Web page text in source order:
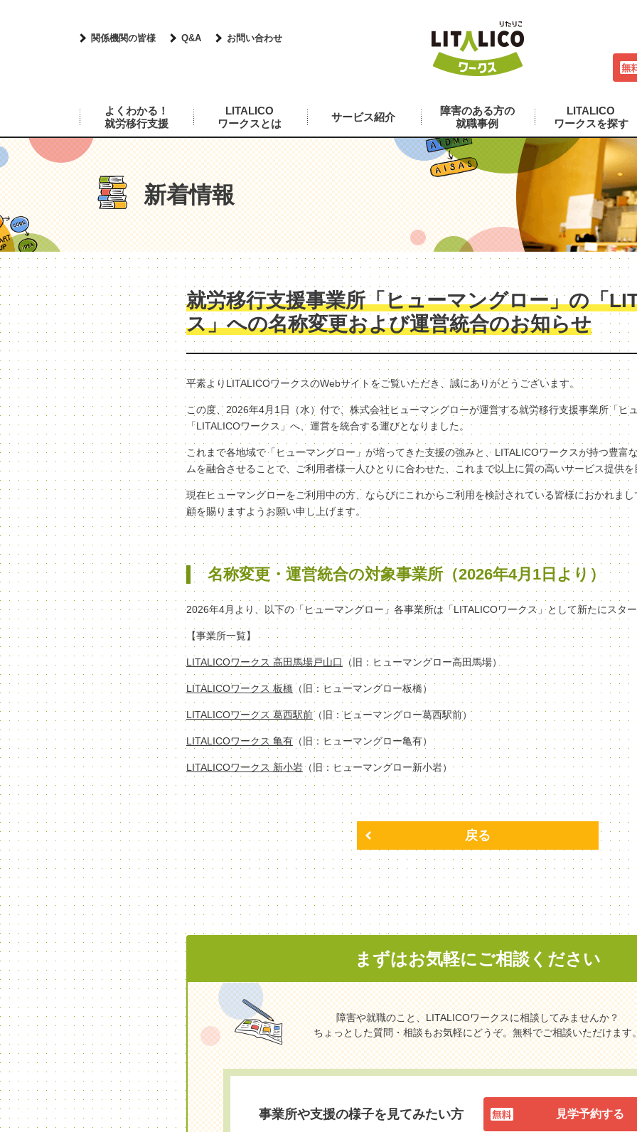
関係機関の皆様 Q&A お問い合わせ
よくわかる！
就労移行支援
LITALICO
ワークスとは
サービス紹介
障害のある方の
就職事例
LITALICO
ワークスを探す
新着情報
就労移行支援事業所「ヒューマングロー」の「
ス」への名称変更および運営統合のお知らせ
平素よりLITALICOワークスのWebサイトをご覧いただき、誠にありがとうございます。
この度、2026年4月1日（水）付で、株式会社ヒューマングローが運営する就労移行支援事業所「ヒ
「LITALICOワークス」へ、運営を統合する運びとなりました。
これまで各地域で「ヒューマングロー」が培ってきた支援の強みと、LITALICOワークスが持つ豊富
ムを融合させることで、ご利用者様一人ひとりに合わせた、これまで以上に質の高いサービス提供
現在ヒューマングローをご利用中の方、ならびにこれからご利用を検討されている皆様におかれま
顧を賜りますようお願い申し上げます。
名称変更・運営統合の対象事業所（2026年4月1日より）
2026年4月より、以下の「ヒューマングロー」各事業所は「LITALICOワークス」として新たにスタ
【事業所一覧】
LITALICOワークス 高田馬場戸山口 （旧：ヒューマングロー高田馬場）
LITALICOワークス 板橋 （旧：ヒューマングロー板橋）
LITALICOワークス 葛西駅前（旧：ヒューマングロー葛西駅前）
LITALICOワークス 亀有 （旧：ヒューマングロー亀有）
LITALICOワークス 新小岩（旧：ヒューマングロー新小岩）
戻る
まずはお気軽にご相談ください
障害や就職のこと、LITALICOワークスに相談してみませんか？
ちょっとした質問・相談もお気軽にどうぞ。無料でご相談いただけます
事業所や支援の様子を見てみたい方 見学予約する